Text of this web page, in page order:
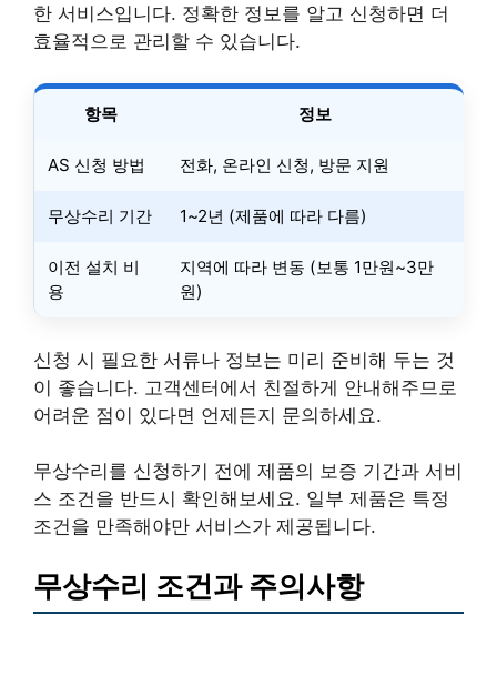
한 서비스입니다. 정확한 정보를 알고 신청하면 더
효율적으로 관리할 수 있습니다.
항목 정보
AS 신청 방법 전화, 온라인 신청, 방문 지원
무상수리 기간 1~2년 (제품에 따라 다름)
이전 설치 비
용
지역에 따라 변동 (보통 1만원~3만
원)
신청 시 필요한 서류나 정보는 미리 준비해 두는 것
이 좋습니다. 고객센터에서 친절하게 안내해주므로
어려운 점이 있다면 언제든지 문의하세요.
무상수리를 신청하기 전에 제품의 보증 기간과 서비
스 조건을 반드시 확인해보세요. 일부 제품은 특정
조건을 만족해야만 서비스가 제공됩니다.
무상수리 조건과 주의사항